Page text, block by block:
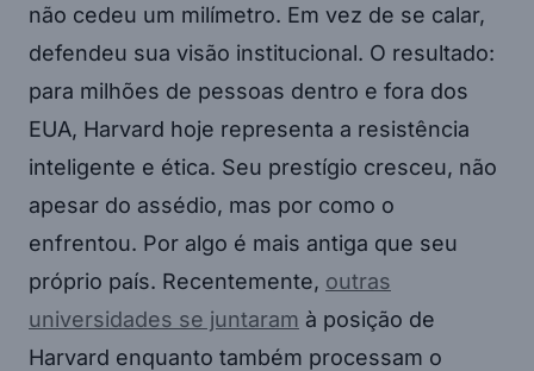
não cedeu um milímetro. Em vez de se calar,
defendeu sua visão institucional. O resultado:
para milhões de pessoas dentro e fora dos
EUA, Harvard hoje representa a resistência
inteligente e ética. Seu prestígio cresceu, não
apesar do assédio, mas por como o
enfrentou. Por algo é mais antiga que seu
próprio país. Recentemente, outras
universidades se juntaram à posição de
Harvard enquanto também processam o